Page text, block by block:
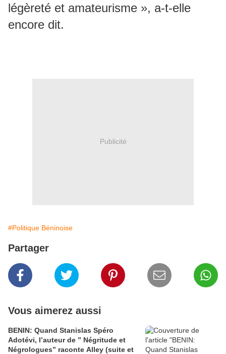
légèreté et amateurisme », a-t-elle
encore dit.
Publicité
#Politique Béninoise
Partager
Vous aimerez aussi
BENIN: Quand Stanislas Spéro
Adotévi, l’auteur de ” Négritude et
Négrologues” raconte Alley (suite et